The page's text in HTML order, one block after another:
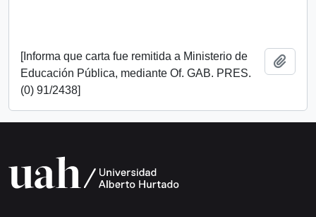
[Informa que carta fue remitida a Ministerio de
Educación Pública, mediante Of. GAB. PRES.
(0) 91/2438]